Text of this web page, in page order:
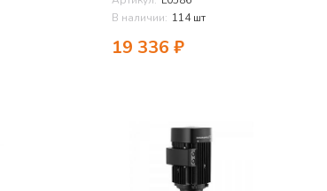
В наличии: 114 шт
19 336 ₽